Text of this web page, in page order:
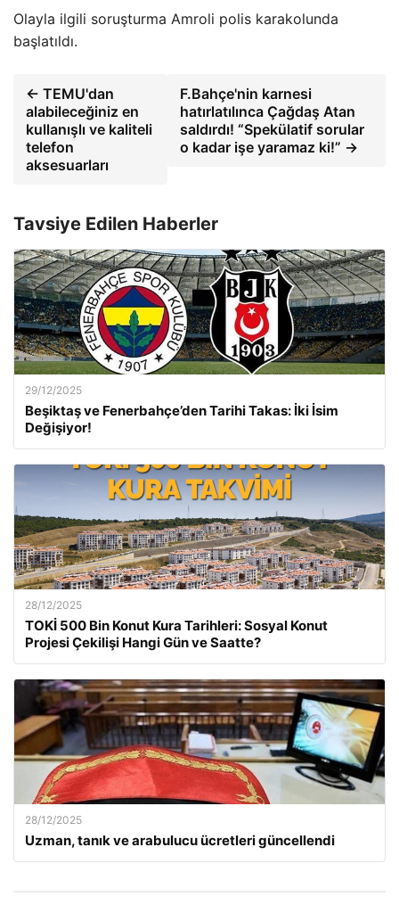
Olayla ilgili soruşturma Amroli polis karakolunda
başlatıldı.
← TEMU'dan
alabileceğiniz en
kullanışlı ve kaliteli
telefon
aksesuarları
F.Bahçe'nin karnesi
hatırlatılınca Çağdaş Atan
saldırdı! “Spekülatif sorular
o kadar işe yaramaz ki!” →
Tavsiye Edilen Haberler
29/12/2025
Beşiktaş ve Fenerbahçe’den Tarihi Takas: İki İsim
Değişiyor!
28/12/2025
TOKİ 500 Bin Konut Kura Tarihleri: Sosyal Konut
Projesi Çekilişi Hangi Gün ve Saatte?
28/12/2025
Uzman, tanık ve arabulucu ücretleri güncellendi